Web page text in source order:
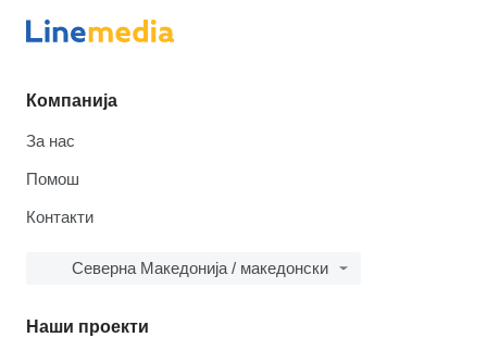
Компанија
За нас
Помош
Контакти
Северна Македонија / македонски
Наши проекти